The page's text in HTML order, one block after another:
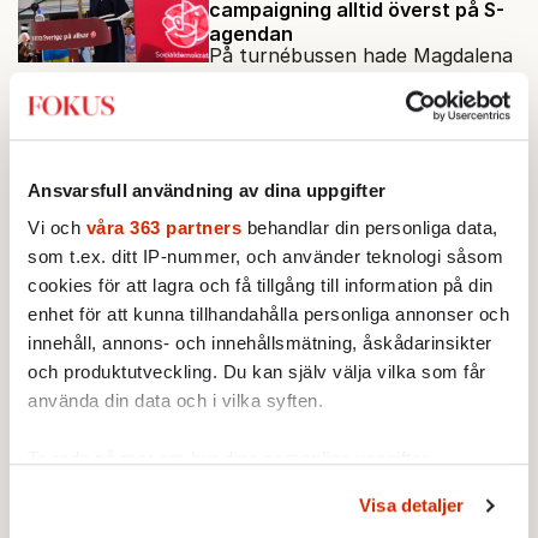
Ansvarsfull användning av dina uppgifter
Vi och våra 363 partners behandlar din personliga data,
som t.ex. ditt IP-nummer, och använder teknologi såsom
cookies för att lagra och få tillgång till information på din
enhet för att kunna tillhandahålla personliga annonser och
innehåll, annons- och innehållsmätning, åskådarinsikter
och produktutveckling. Du kan själv välja vilka som får
använda din data och i vilka syften.
Du kan ändra eller dra tillbaka ditt samtycke när som
Visa detaljer
campaigning alltid överst på S-
agendan
På turnébussen hade Magdalena
och kalibrerade in sig mot det
verkliga bytet som en målstyrd
Farouk Aldabag:Den politiska
krisen fördjupar Jemens
osäkerhet
Jemens regeringsombildning har
omgärdats av anklagelser om
bristande transparens och
oegentligheter kopplade till
internationella biståndsmedel.
STICKET
Johan Romin: Andersson, hur
ska du få ihop det här?
att rösta nej till regeringar där de
reformer och inflation ska